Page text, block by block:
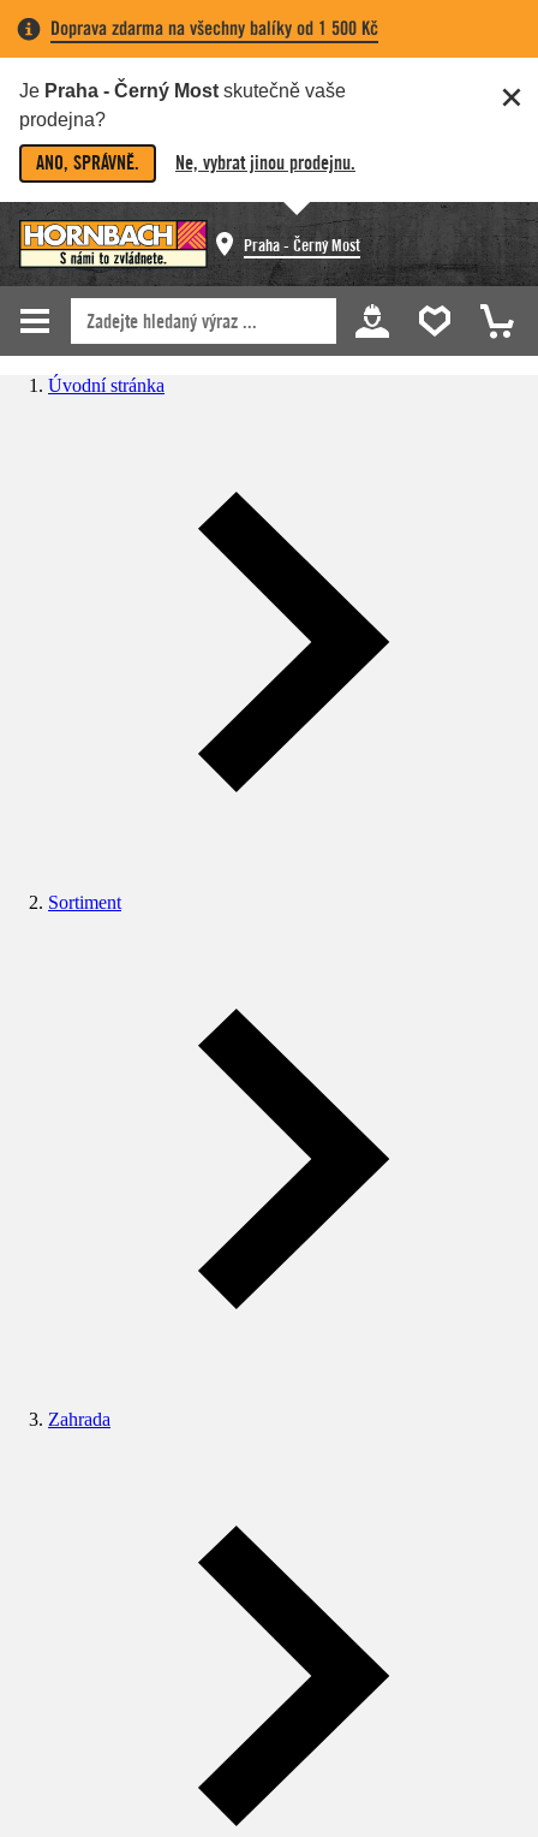
Doprava zdarma na všechny balíky od 1 500 Kč
Je Praha - Černý Most skutečně vaše
prodejna?
ANO, SPRÁVNĚ. Ne, vybrat jinou prodejnu.
Praha - Černý Most
Úvodní stránka
Sortiment
Zahrada